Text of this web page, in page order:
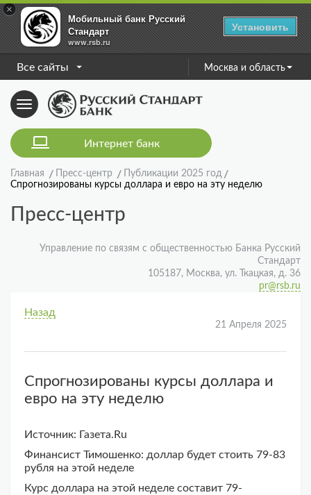
×
Мобильный банк Русский
Стандарт
www.rsb.ru
Установить
Все сайты Москва и область
Toggle
navigation
Интернет банк
Главная Пресс-центр
Публикации 2025 год
Спрогнозированы курсы доллара и евро на эту неделю
Пресс-центр
Управление по связям с общественностью Банка Русский
Стандарт
105187, Москва, ул. Ткацкая, д. 36
pr@rsb.ru
Назад
21 Апреля 2025
Спрогнозированы курсы доллара и
евро на эту неделю
Источник: Газета.Ru
Финансист Тимошенко: доллар будет стоить 79-83
рубля на этой неделе
Курс доллара на этой неделе составит 79-